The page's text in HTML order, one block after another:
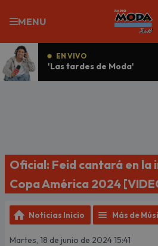
MENU
EN VIVO
'Las tardes de Moda'
Oficial: Feid cantará en la
Copa América 2024
Noticias Inicio Más de
Martes, 18 de junio de 2024 15:41